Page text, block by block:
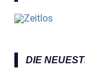
DIE